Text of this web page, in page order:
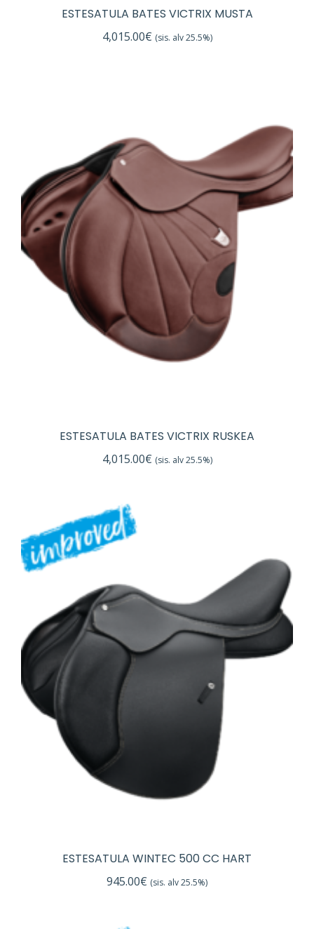
ESTESATULA BATES VICTRIX MUSTA
4,015.00€ (sis. alv 25.5%)
ESTESATULA BATES VICTRIX RUSKEA
4,015.00€ (sis. alv 25.5%)
ESTESATULA WINTEC 500 CC HART
945.00€ (sis. alv 25.5%)